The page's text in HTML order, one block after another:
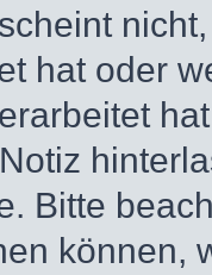
hat oder
Bitte
können,